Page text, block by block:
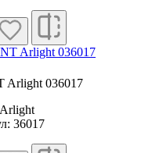
Arlight 036017
36017